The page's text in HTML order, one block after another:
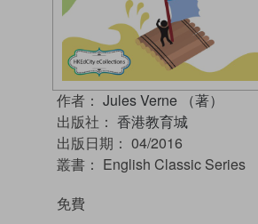
作者： Jules Verne （著）
出版社： 香港教育城
出版日期： 04/2016
叢書： English Classic Series
免費